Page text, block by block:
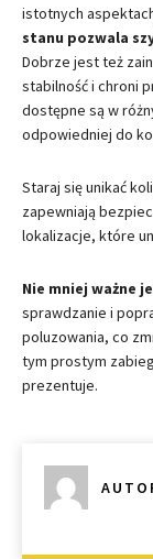
istotnych
stanu pozwala
Dobrze jest też
stabilność i chroni
dostępne są w
odpowiedniej do
Staraj się unikać
zapewniają
lokalizacje, które
Nie mniej ważne
sprawdzanie i
poluzowania, co
tym prostym
prezentuje.